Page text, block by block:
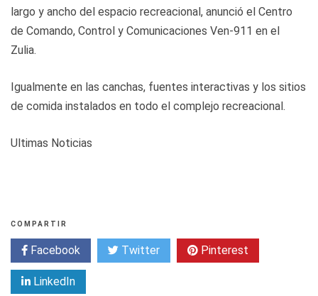
largo y ancho del espacio recreacional, anunció el Centro
de Comando, Control y Comunicaciones Ven-911 en el
Zulia.
Igualmente en las canchas, fuentes interactivas y los sitios
de comida instalados en todo el complejo recreacional.
Ultimas Noticias
COMPARTIR
Facebook Twitter Pinterest
LinkedIn